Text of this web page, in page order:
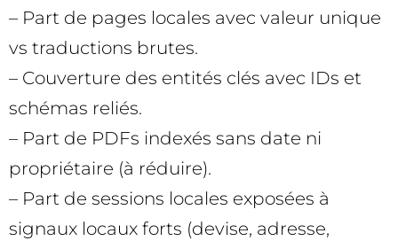
– Part de pages locales avec valeur unique
vs traductions brutes.
– Couverture des entités clés avec IDs et
schémas reliés.
– Part de PDFs indexés sans date ni
propriétaire (à réduire).
– Part de sessions locales exposées à
signaux locaux forts (devise, adresse,